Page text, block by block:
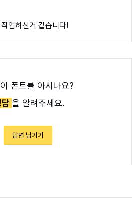
업하신거 같습니다!
폰트를 아시나요?
답을 알려주세요.
답변 남기기